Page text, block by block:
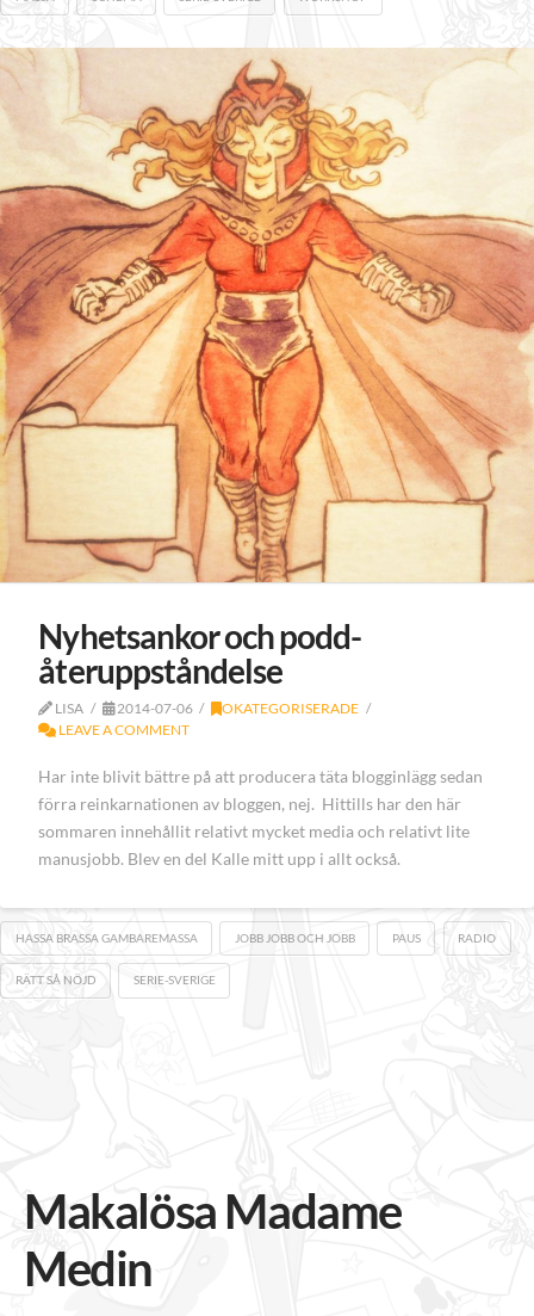
Nyhetsankor och podd-
återuppståndelse
LISA 2014-07-06
OKATEGORISERADE
LEAVE A COMMENT
Har inte blivit bättre på att producera täta blogginlägg sedan
förra reinkarnationen av bloggen, nej. Hittills har den här
sommaren innehållit relativt mycket media och relativt lite
manusjobb. Blev en del Kalle mitt upp i allt också.
HASSA BRASSA GAMBAREMASSA JOBB JOBB OCH JOBB PAUS RADIO
RÄTT SÅ NÖJD SERIE-SVERIGE
Makalösa Madame
Medin